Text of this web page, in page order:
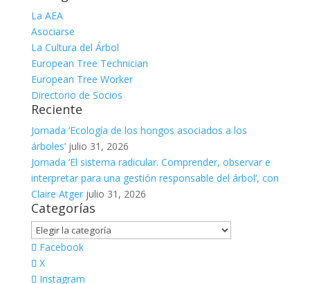
La AEA
Asociarse
La Cultura del Árbol
European Tree Technician
European Tree Worker
Directorio de Socios
Reciente
Jornada ‘Ecología de los hongos asociados a los
árboles’ julio 31, 2026
Jornada ‘El sistema radicular. Comprender, observar e
interpretar para una gestión responsable del árbol’, con
Claire Atger julio 31, 2026
Categorías
Categorías
Facebook
X
Instagram